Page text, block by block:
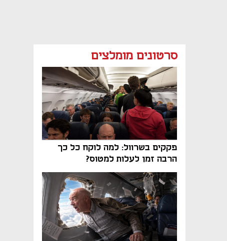
סרטונים מומלצים
פקקים בשרוול: למה לוקח כל כך
הרבה זמן לעלות למטוס?